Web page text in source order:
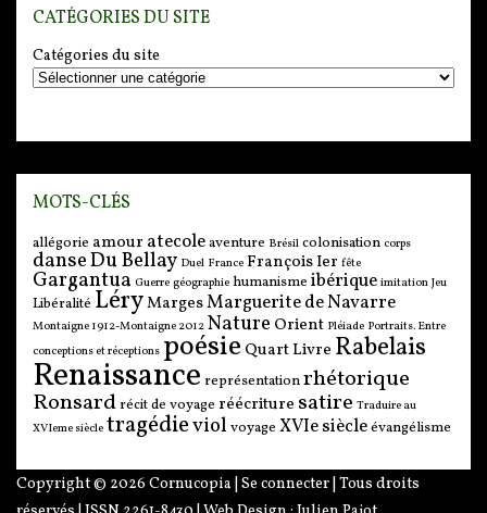
CATÉGORIES DU SITE
Catégories du site
MOTS-CLÉS
allégorie amour atecoleaventure Brésil colonisation corps
danseDu Bellay Duel France François Ier fête
Gargantua Guerre géographie humanisme ibérique imitation Jeu
Libéralité LéryMargesMarguerite de Navarre
Montaigne 1912-Montaigne 2012 Nature Orient Pléiade Portraits. Entre
conceptions et réceptions poésie Quart Livre Rabelais
Renaissance représentationrhétorique
Ronsardrécit de voyage réécriture satire Traduire au
XVIeme siècle tragédieviol voyage XVIe siècleévangélisme
Copyright © 2026 Cornucopia Se connecter | Tous droits